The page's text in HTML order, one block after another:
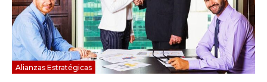
Alianzas Estratégicas